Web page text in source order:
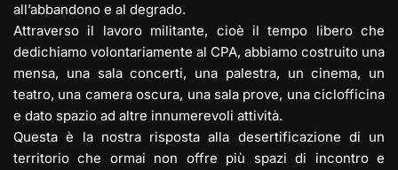
all’abbandono e al degrado.
Attraverso il lavoro militante, cioè il tempo libero che
dedichiamo volontariamente al CPA, abbiamo costruito una
mensa, una sala concerti, una palestra, un cinema, un
teatro, una camera oscura, una sala prove, una ciclofficina
e dato spazio ad altre innumerevoli attività.
Questa è la nostra risposta alla desertificazione di un
territorio che ormai non offre più spazi di incontro e